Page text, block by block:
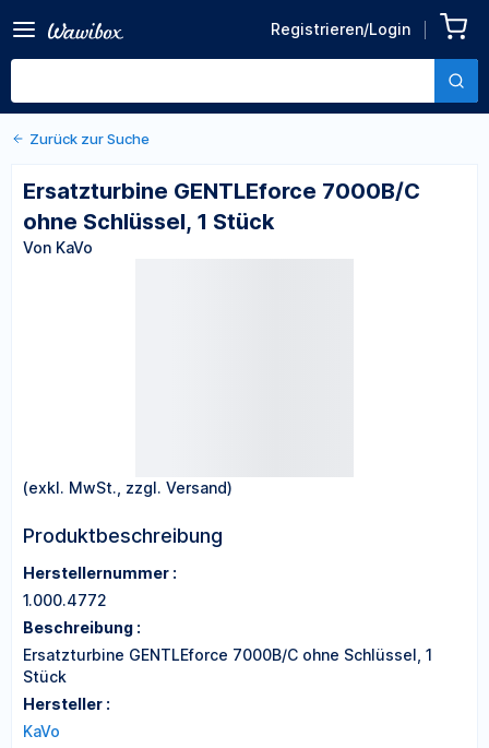
Registrieren/Login
7000B/C ohne Schlüssel, 1
Stück
Von KaVo
Zurück zu den Produktdetails
Zurück zur Suche
Ersatzturbine GENTLEforce 7000B/C
ohne Schlüssel, 1 Stück
Von KaVo
(exkl. MwSt., zzgl. Versand)
Produktbeschreibung
Herstellernummer :
1.000.4772
Beschreibung :
Ersatzturbine GENTLEforce 7000B/C ohne Schlüssel, 1
Stück
Hersteller :
KaVo